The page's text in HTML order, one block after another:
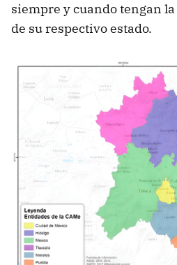
siempre y cuando tengan la
de su respectivo estado.